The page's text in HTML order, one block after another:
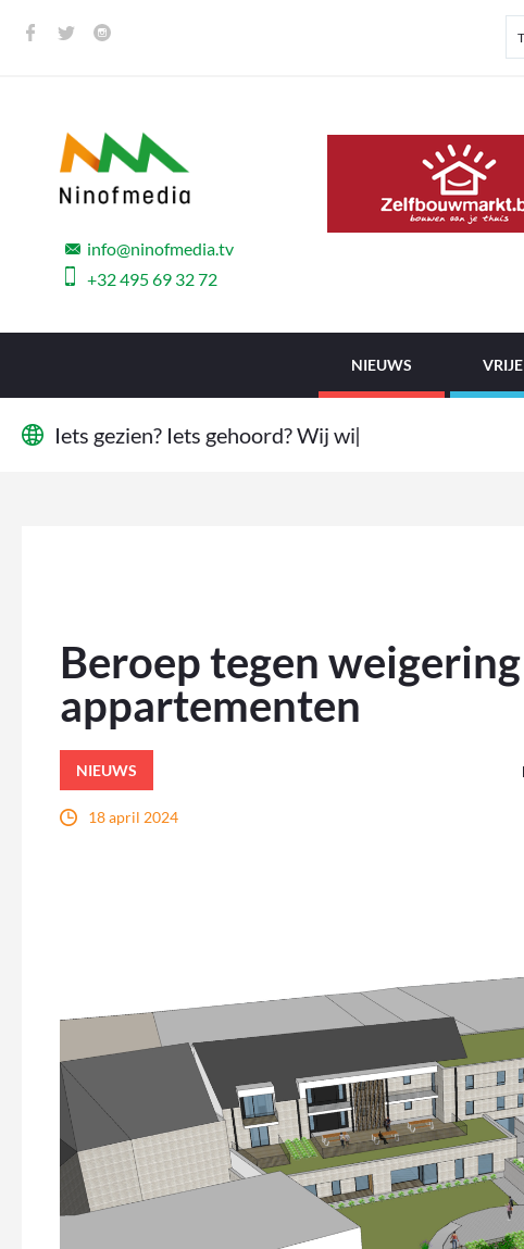
info@ninofmedia.tv
+32 495 69 32 72
NIEUWS
Iets gezien? Iets gehoord?Wij wil
Beroep tegen
appartementen
NIEUWS
18 april 2024